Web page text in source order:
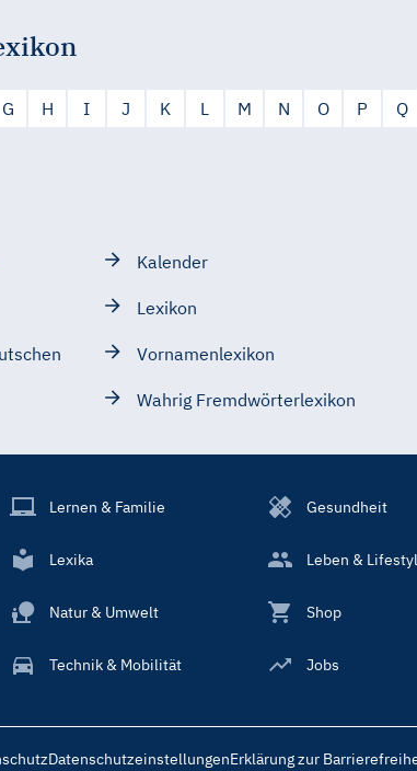
G H I J K L M N O P Q
Kalender
Lexikon
Vornamenlexikon
Wahrig Fremdwörterlexikon
Lernen & Familie
Lexika
Natur & Umwelt
Technik & Mobilität
Gesundheit
Leben &
Shop
Jobs
DatenschutzeinstellungenErklärung zur